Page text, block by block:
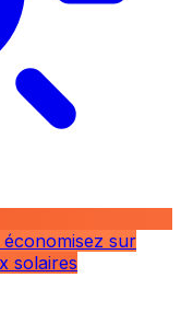
économisez sur
solaires